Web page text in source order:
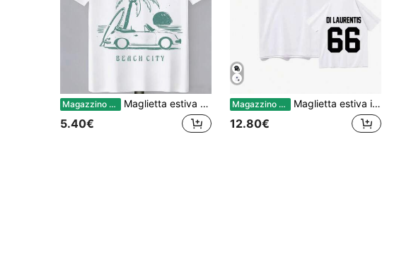
Magazzino EU Maglietta estiva da uomo di Natale, oversize, con stampa California Beach, auto vintage, albero, casual, maniche corte, grafica, stile retrò, ideale per le vacanze. Articolo di .
5.40€
Magazzino EU Maglietta estiva in puro cotone, stile Y2K, 1 pezzo, maglietta serie TV Off-Campus Graham 44 22 design DI LAURENTIS 66 Tucker46 Pr
12.80€